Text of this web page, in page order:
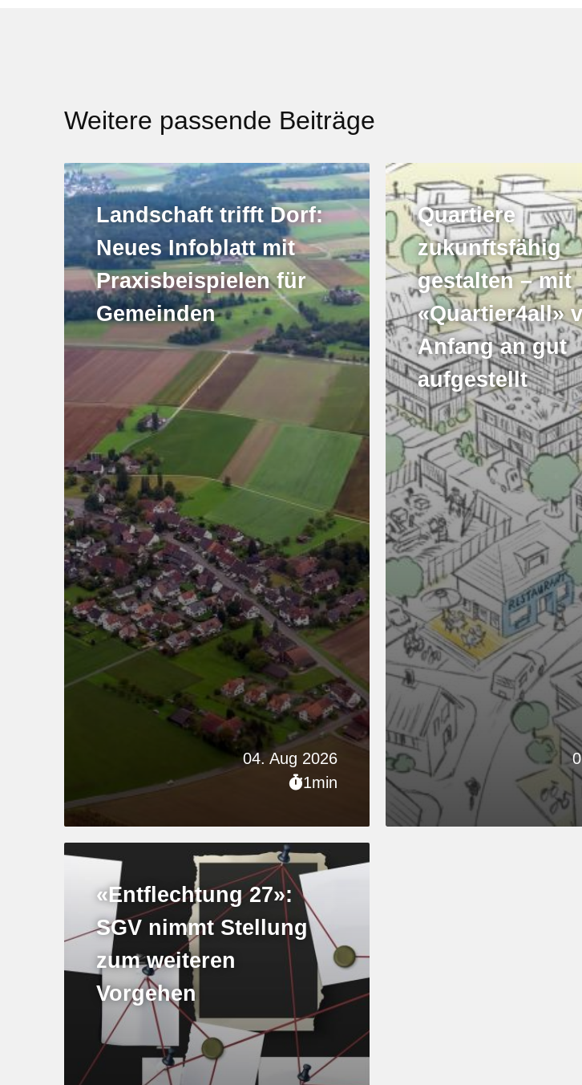
Weitere passende Beiträge
04. Aug 2026
1min
Landschaft trifft Dorf:
Neues Infoblatt mit
Praxisbeispielen für
Gemeinden
Quartiere
zukunftsfähig
gestalten – mit
«Quartier4all»
Anfang an gut
aufgestellt
«Entflechtung 27»:
SGV nimmt Stellung
zum weiteren
Vorgehen